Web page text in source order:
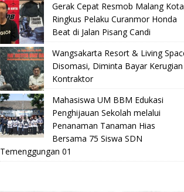
Gerak Cepat Resmob Malang
Ringkus Pelaku Curanmor Honda
Beat di Jalan Pisang Candi
Wangsakarta Resort & Living
Disomasi, Diminta Bayar Kerugian
Kontraktor
Mahasiswa UM BBM Edukasi
Penghijauan Sekolah melalui
Penanaman Tanaman Hias
Bersama 75 Siswa SDN
Temenggungan 01